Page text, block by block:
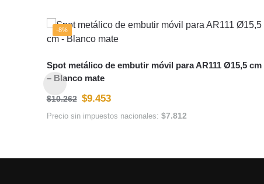
-8%
Spot metálico de embutir móvil para AR111 Ø15,5 cm
– Blanco mate
$10.262 $9.453
Precio sin impuestos nacionales: $7.812